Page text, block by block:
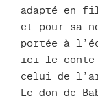
adapté en
et pour sa
portée à
ici le conte
celui de
Le don de